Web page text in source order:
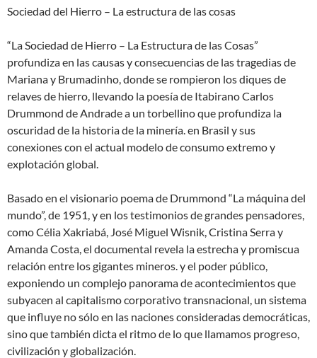
Sociedad del Hierro – La estructura de las cosas
“La Sociedad de Hierro – La Estructura de las Cosas”
profundiza en las causas y consecuencias de las tragedias de
Mariana y Brumadinho, donde se rompieron los diques de
relaves de hierro, llevando la poesía de Itabirano Carlos
Drummond de Andrade a un torbellino que profundiza la
oscuridad de la historia de la minería. en Brasil y sus
conexiones con el actual modelo de consumo extremo y
explotación global.
Basado en el visionario poema de Drummond “La máquina del
mundo”, de 1951, y en los testimonios de grandes pensadores,
como Célia Xakriabá, José Miguel Wisnik, Cristina Serra y
Amanda Costa, el documental revela la estrecha y promiscua
relación entre los gigantes mineros. y el poder público,
exponiendo un complejo panorama de acontecimientos que
subyacen al capitalismo corporativo transnacional, un sistema
que influye no sólo en las naciones consideradas democráticas,
sino que también dicta el ritmo de lo que llamamos progreso,
civilización y globalización.